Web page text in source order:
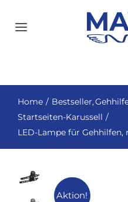
Inhalt
Toggle
AKTUELLES
SHOP
ÜBER UNS
GESCHICHTE
Home Bestseller
Startseiten-Karussell
LED-Lampe für
Aktion!